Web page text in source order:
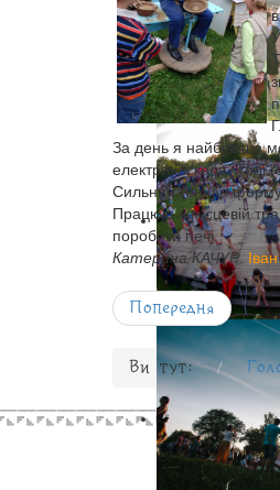
За день я найбільше
електричні кола.
Сильний гончар форму
Працюю в місцевій
поробити печі.
Катерина КАЧУР.
Попередня
Ви тут: